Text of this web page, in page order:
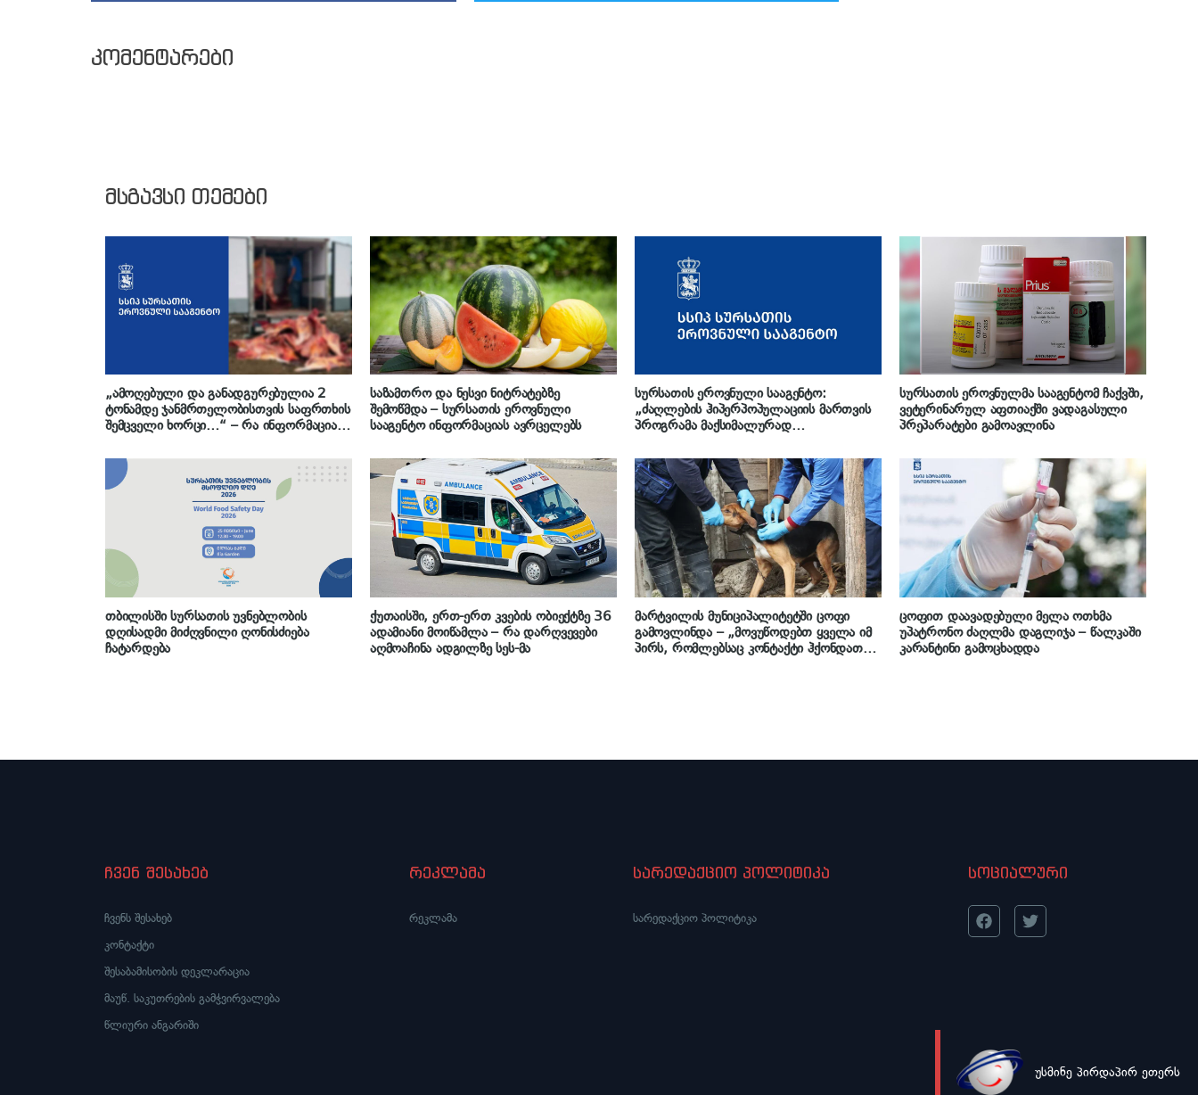
LIVEუსმინე პირდაპირ ეთერს
კომენტარები
მსგავსი თემები
„ამოღებული და განადგურებულია 2
ტონამდე ჯანმრთელობისთვის საფრთხის
შემცველი ხორცი…“ – რა ინფორმაციას
სააგენტო
საზამთრო და ნესვი ნიტრატებზე
შემოწმდა – სურსათის ეროვნული
სააგენტო ინფორმაციას ავრცელებს
სურსათის ეროვნული სააგენტო:
„ძაღლების ჰიპერპოპულაციის მართვის
პროგრამა მაქსიმალურად
სხვადასხვა ლოკაციიდან ძაღლების
არაგეგმურად აყვანის შესახებ
სიმართლეს არ შეესაბამება“
სურსათის ეროვნულმა სააგენტომ ჩაქვში,
ვეტერინარულ აფთიაქში ვადაგასული
პრეპარატები გამოავლინა
თბილისში სურსათის უვნებლობის
დღისადმი მიძღვნილი ღონისძიება
ჩატარდება
ქუთაისში, ერთ-ერთ კვების ობიექტზე 36
ადამიანი მოიწამლა – რა დარღვევები
აღმოაჩინა ადგილზე სეს-მა
მარტვილის მუნიციპალიტეტში ცოფი
გამოვლინდა – „მოვუწოდებთ ყველა იმ
პირს, რომლებსაც კონტაქტი ჰქონდათ
ცოფით დაავადებული მელა ოთხმა
უპატრონო ძაღლმა დაგლიჯა – წალკაში
კარანტინი გამოცხადდა
ჩვენ შესახებ
ჩვენს შესახებ
კონტაქტი
შესაბამისობის დეკლარაცია
მაუწ. საკუთრების გამჭვირვალება
წლიური ანგარიში
რეკლამა
რეკლამა
სარედაქციო პოლიტიკა
სარედაქციო პოლიტიკა
სოციალური